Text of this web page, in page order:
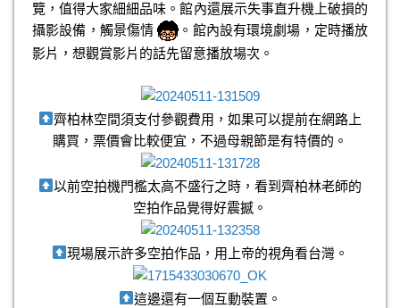
覽，值得大家細細品味。館內還展示失事直升機上破損的
攝影設備，觸景傷情
。館內設有環境劇場，定時播放
影片，想觀賞影片的話先留意播放場次。
齊柏林空間須支付參觀費用，如果可以提前在網路上
購買，票價會比較便宜，不過母親節是有特價的。
以前空拍機門檻太高不盛行之時，看到齊柏林老師的
空拍作品覺得好震撼。
現場展示許多空拍作品，用上帝的視角看台灣。
這邊還有一個互動裝置。